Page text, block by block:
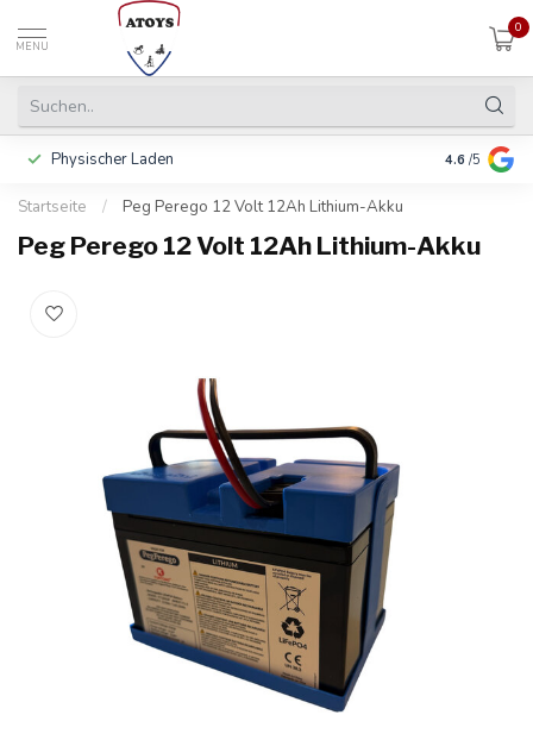
MENU
0
Physischer Laden In 3 Raten
4.6 /5
Startseite / Peg Perego 12 Volt 12Ah Lithium-Akku
Peg Perego 12 Volt 12Ah Lithium-Akku